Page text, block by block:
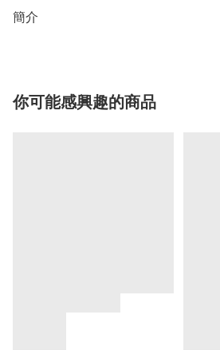
簡介
你可能感興趣的商品